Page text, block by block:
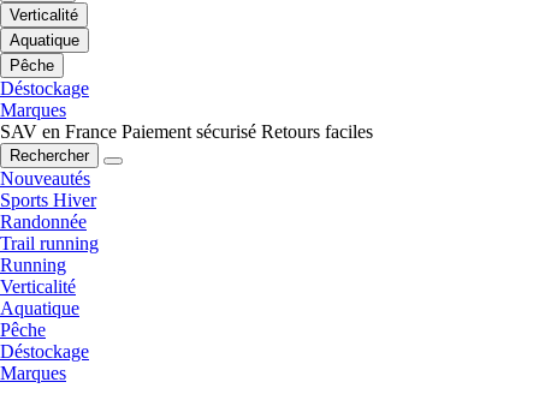
Verticalité
Aquatique
Pêche
Déstockage
Marques
SAV en France Paiement sécurisé Retours faciles
Rechercher
Nouveautés
Sports Hiver
Randonnée
Trail running
Running
Verticalité
Aquatique
Pêche
Déstockage
Marques